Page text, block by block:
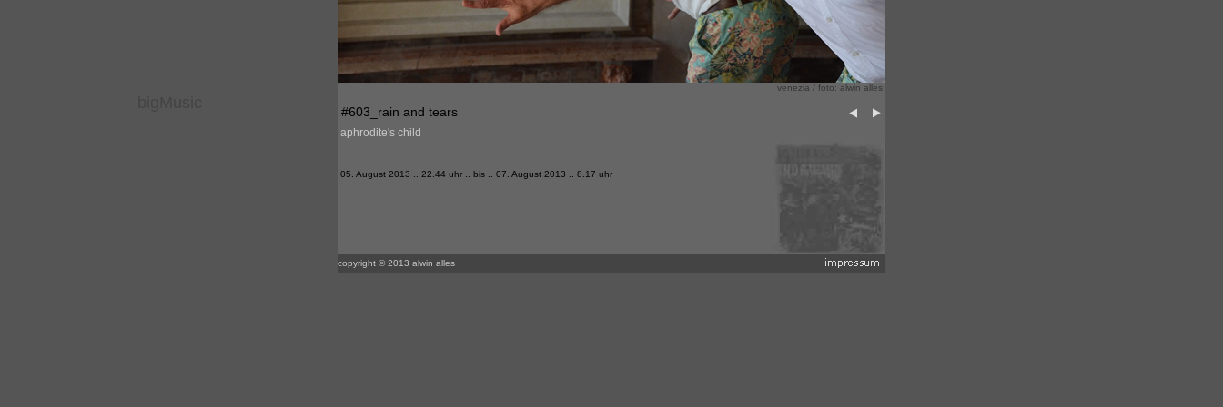
venezia / foto: alwin alles
#603_rain and tears
aphrodite's child
05. August 2013 .. 22.44 uhr .. bis .. 07. August 2013 .. 8.17 uhr
copyright © 2013 alwin alles